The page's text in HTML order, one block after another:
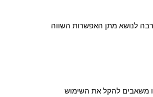
לנושא מתן האפשרות השווה
משאבים להקל את השימוש